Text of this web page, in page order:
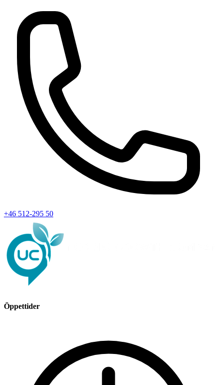
+46 512-295 50
Öppettider